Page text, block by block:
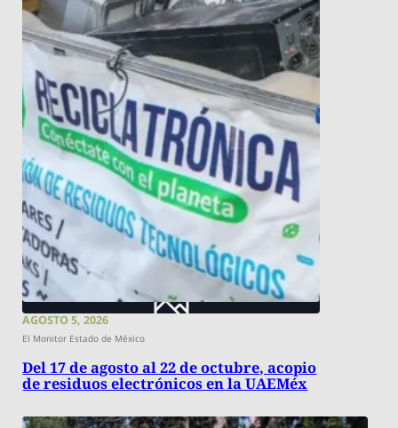
AGOSTO 5, 2026
El Monitor Estado de México
Del 17 de agosto al 22 de octubre, acopio
de residuos electrónicos en la UAEMéx